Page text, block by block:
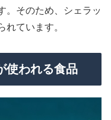
。そのため、シェラッ
れています。
使われる食品